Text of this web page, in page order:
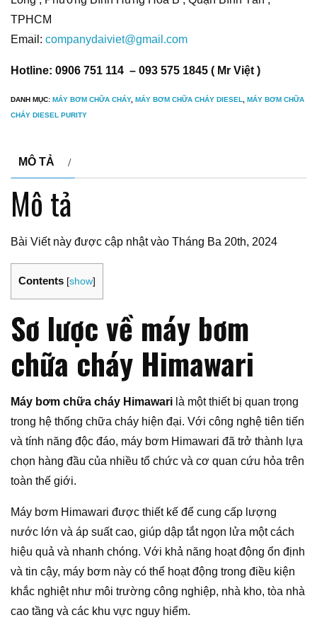
TPHCM
Email: companydaiviet@gmail.com
Hotline: 0906 751 114 – 093 575 1845 ( Mr Việt )
DANH MỤC: MÁY BƠM CHỮA CHÁY, MÁY BƠM CHỮA CHÁY DIESEL
MÁY BƠM CHỮA
CHÁY DIESEL PURITY
MÔ TẢ
Mô tả
Bài Viết này được cập nhật vào Tháng Ba 20th, 2024
Contents [show]
Sơ lược về máy bơm
chữa cháy Himawari
Máy bơm chữa cháy Himawari là một thiết bị quan trọng
trong hệ thống chữa cháy hiện đại. Với công nghệ tiên tiến
và tính năng độc đáo, máy bơm Himawari đã trở thành lựa
chọn hàng đầu của nhiều tổ chức và cơ quan cứu hỏa trên
toàn thế giới.
Máy bơm Himawari được thiết kế để cung cấp lượng
nước lớn và áp suất cao, giúp dập tắt ngọn lửa một cách
hiệu quả và nhanh chóng. Với khả năng hoạt động ổn định
và tin cậy, máy bơm này có thể hoạt động trong điều kiện
khắc nghiệt như môi trường công nghiệp, nhà kho, tòa nhà
cao tầng và các khu vực nguy hiểm.